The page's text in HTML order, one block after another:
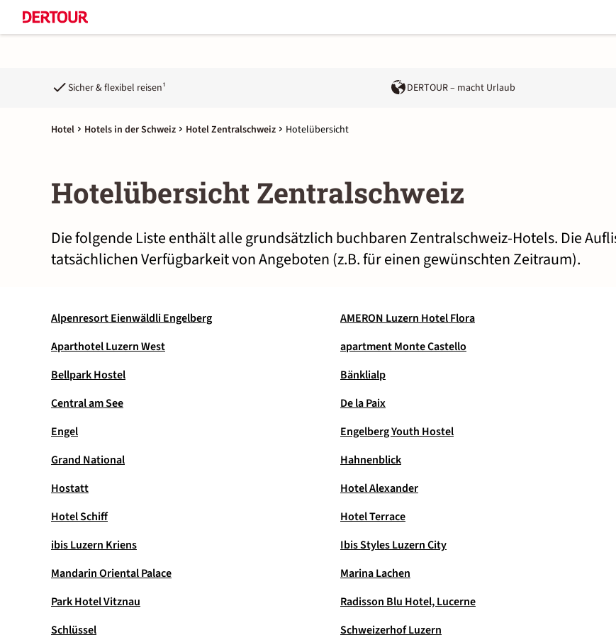
Sicher & flexibel reisen¹ DERTOUR – macht Urlaub
Hotel Hotels in der Schweiz Hotel Zentralschweiz Hotelübersicht
Hotelübersicht Zentralschweiz
Die folgende Liste enthält alle grundsätzlich buchbaren Zentralschweiz-Hotels. Die
tatsächlichen Verfügbarkeit von Angeboten (z.B. für einen gewünschten Zeitraum).
Alpenresort Eienwäldli Engelberg AMERON Luzern Hotel Flora
Aparthotel Luzern West
apartment Monte Castello
Bellpark Hostel
Bänklialp
Central am See
De la Paix
Engel
Engelberg Youth Hostel
Grand National
Hahnenblick
Hostatt
Hotel Alexander
Hotel Schiff
Hotel Terrace
ibis Luzern Kriens
Ibis Styles Luzern City
Mandarin Oriental Palace
Marina Lachen
Park Hotel Vitznau
Radisson Blu Hotel, Lucerne
Schlüssel
Schweizerhof Luzern